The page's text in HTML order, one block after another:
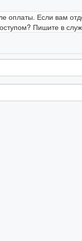
оплаты. Если вам
Пишите в